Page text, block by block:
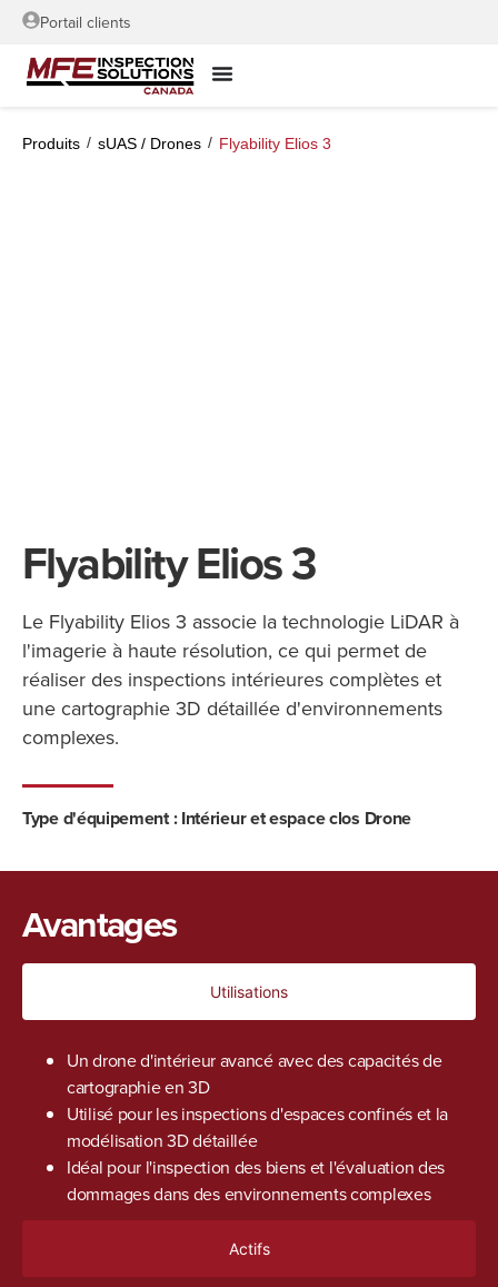
Portail clients
Produits / sUAS / Drones / Flyability Elios 3
Flyability Elios 3
Le Flyability Elios 3 associe la technologie LiDAR à
l'imagerie à haute résolution, ce qui permet de
réaliser des inspections intérieures complètes et
une cartographie 3D détaillée d'environnements
complexes.
Type d'équipement : Intérieur et espace clos Drone
Avantages
Utilisations
Actifs
Un drone d'intérieur avancé avec des capacités de
cartographie en 3D
Utilisé pour les inspections d'espaces confinés et la
modélisation 3D détaillée
Idéal pour l'inspection des biens et l'évaluation des
dommages dans des environnements complexes